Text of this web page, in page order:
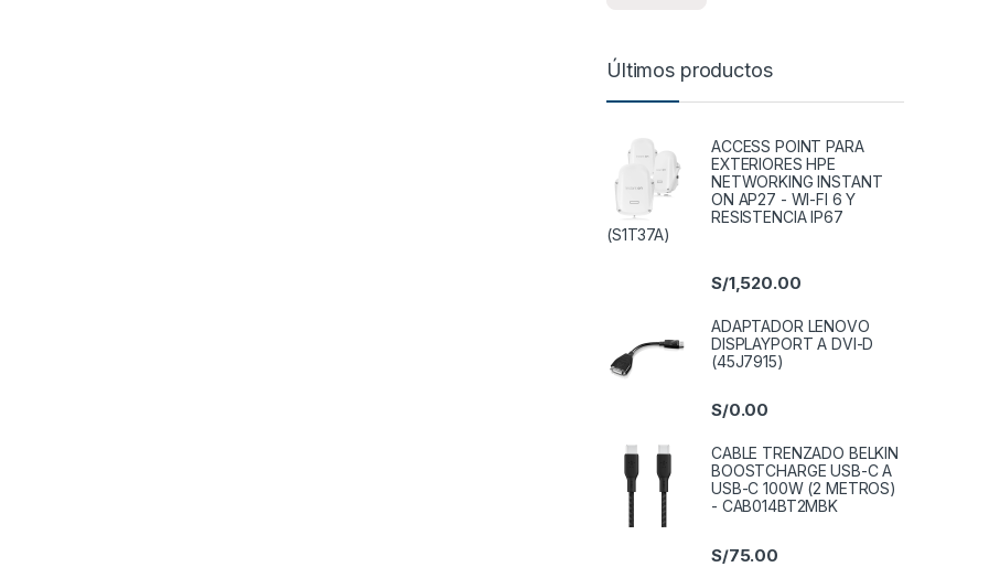
Últimos productos
ACCESS POINT PARA
EXTERIORES HPE
NETWORKING INSTANT
ON AP27 - WI-FI 6 Y
RESISTENCIA IP67
(S1T37A)
S/1,520.00
ADAPTADOR LENOVO
DISPLAYPORT A DVI-D
(45J7915)
S/0.00
CABLE TRENZADO BELKIN
BOOSTCHARGE USB-C A
USB-C 100W (2 METROS)
- CAB014BT2MBK
S/75.00